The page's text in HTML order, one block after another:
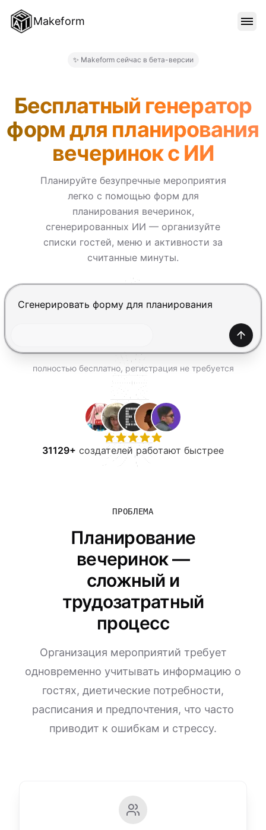
Makeform
БЛОГ
ЦЕНЫ
ВОЙТИ
✨ Makeform сейчас в бета-версии
Бесплатный генератор
форм для планирования
вечеринок с ИИ
Планируйте безупречные мероприятия
легко с помощью форм для
планирования вечеринок,
сгенерированных ИИ — организуйте
списки гостей, меню и активности за
считанные минуты.
Нажмите Enter, чтобы отправить, Shift+Enter —
полностью бесплатно, регистрация не требуется
31129+ создателей работают быстрее
ПРОБЛЕМА
Планирование
вечеринок —
сложный и
трудозатратный
процесс
Организация мероприятий требует
одновременно учитывать информацию о
гостях, диетические потребности,
расписания и предпочтения, что часто
приводит к ошибкам и стрессу.